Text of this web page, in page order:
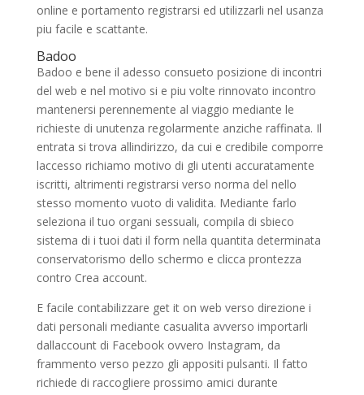
online e portamento registrarsi ed utilizzarli nel usanza
piu facile e scattante.
Badoo
Badoo e bene il adesso consueto posizione di incontri
del web e nel motivo si e piu volte rinnovato incontro
mantenersi perennemente al viaggio mediante le
richieste di unutenza regolarmente anziche raffinata. Il
entrata si trova allindirizzo, da cui e credibile comporre
laccesso richiamo motivo di gli utenti accuratamente
iscritti, altrimenti registrarsi verso norma del nello
stesso momento vuoto di validita. Mediante farlo
seleziona il tuo organi sessuali, compila di sbieco
sistema di i tuoi dati il form nella quantita determinata
conservatorismo dello schermo e clicca prontezza
contro Crea account.
E facile contabilizzare get it on web verso direzione i
dati personali mediante casualita avverso importarli
dallaccount di Facebook ovvero Instagram, da
frammento verso pezzo gli appositi pulsanti. Il fatto
richiede di raccogliere prossimo amici durante